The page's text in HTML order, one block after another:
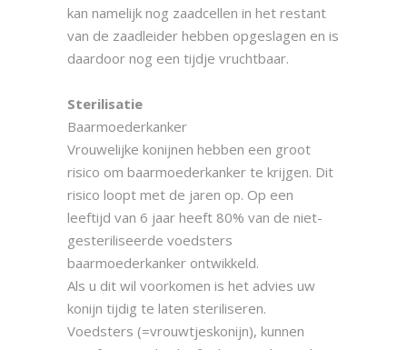
kan namelijk nog zaadcellen in het restant
van de zaadleider hebben opgeslagen en is
daardoor nog een tijdje vruchtbaar.
Sterilisatie
Baarmoederkanker
Vrouwelijke konijnen hebben een groot
risico om baarmoederkanker te krijgen. Dit
risico loopt met de jaren op. Op een
leeftijd van 6 jaar heeft 80% van de niet-
gesteriliseerde voedsters
baarmoederkanker ontwikkeld.
Als u dit wil voorkomen is het advies uw
konijn tijdig te laten steriliseren.
Voedsters (=vrouwtjeskonijn), kunnen